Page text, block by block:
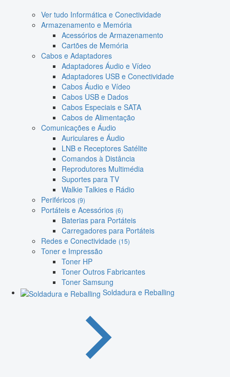
Ver tudo Informática e Conectividade
Armazenamento e Memória
Acessórios de Armazenamento
Cartões de Memória
Cabos e Adaptadores
Adaptadores Áudio e Vídeo
Adaptadores USB e Conectividade
Cabos Áudio e Vídeo
Cabos USB e Dados
Cabos Especiais e SATA
Cabos de Alimentação
Comunicações e Áudio
Auriculares e Áudio
LNB e Receptores Satélite
Comandos à Distância
Reprodutores Multimédia
Suportes para TV
Walkie Talkies e Rádio
Periféricos (9)
Portáteis e Acessórios (6)
Baterias para Portáteis
Carregadores para Portáteis
Redes e Conectividade (15)
Toner e Impressão
Toner HP
Toner Outros Fabricantes
Toner Samsung
Soldadura e Reballing